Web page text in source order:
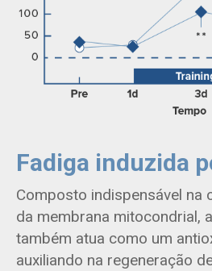
Fadiga induzida
Composto indispensável na
da membrana mitocondrial,
também atua como um
auxiliando na regeneração